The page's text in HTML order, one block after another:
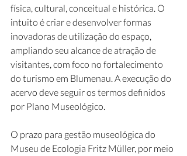
física, cultural, conceitual e histórica. O
intuito é criar e desenvolver formas
inovadoras de utilização do espaço,
ampliando seu alcance de atração de
visitantes, com foco no fortalecimento
do turismo em Blumenau. A execução do
acervo deve seguir os termos definidos
por Plano Museológico.
O prazo para gestão museológica do
Museu de Ecologia Fritz Müller, por meio